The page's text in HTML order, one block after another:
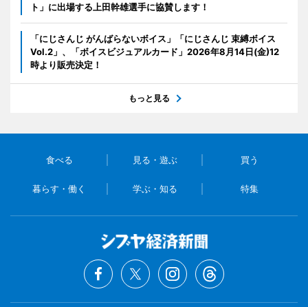
ト」に出場する上田幹雄選手に協賛します！
「にじさんじ がんばらないボイス」「にじさんじ 束縛ボイス
Vol.2」、「ボイスビジュアルカード」2026年8月14日(金)12
時より販売決定！
もっと見る
食べる 見る・遊ぶ 買う
暮らす・働く 学ぶ・知る 特集